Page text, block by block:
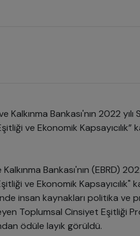
Kalkınma Bankası'nın 2022
ve Ekonomik
Bankası'nın (EBRD)
ve Ekonomik Kapsayıcılık"
insan kaynakları politika ve
Toplumsal Cinsiyet Eşitliği
ödüle layık görüldü.